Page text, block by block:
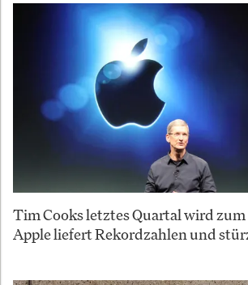
Tim Cooks letztes Quartal wird
Apple liefert Rekordzahlen und